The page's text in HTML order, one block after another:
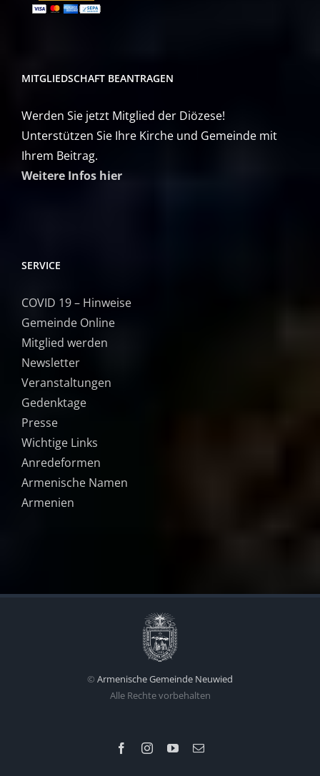
MITGLIEDSCHAFT BEANTRAGEN
Werden Sie jetzt Mitglied der Diözese!
Unterstützen Sie Ihre Kirche und Gemeinde mit
Ihrem Beitrag.
Weitere Infos hier
SERVICE
COVID 19 – Hinweise
Gemeinde Online
Mitglied werden
Newsletter
Veranstaltungen
Gedenktage
Presse
Wichtige Links
Anredeformen
Armenische Namen
Armenien
© Armenische Gemeinde Neuwied
Alle Rechte vorbehalten
FacebookInstagramYouTube
E-